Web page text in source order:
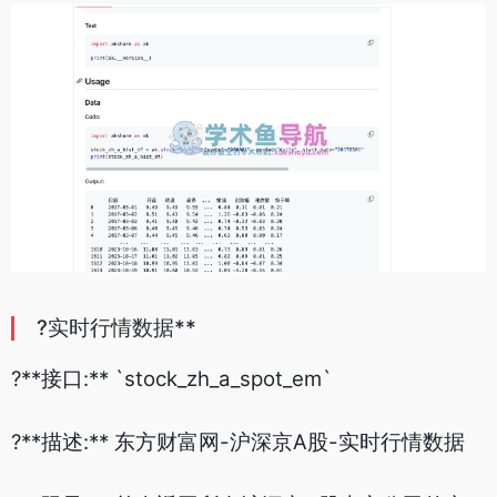
?实时行情数据**
?**接口:** `stock_zh_a_spot_em`
?**描述:** 东方财富网-沪深京A股-实时行情数据